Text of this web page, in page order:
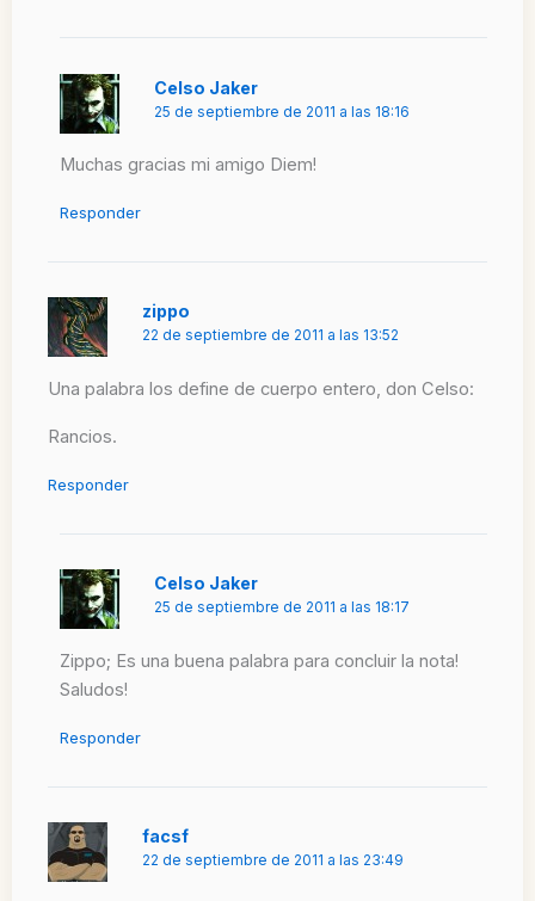
Celso Jaker
25 de septiembre de 2011 a las 18:16
Muchas gracias mi amigo Diem!
Responder
zippo
22 de septiembre de 2011 a las 13:52
Una palabra los define de cuerpo entero, don Celso:
Rancios.
Responder
Celso Jaker
25 de septiembre de 2011 a las 18:17
Zippo; Es una buena palabra para concluir la nota!
Saludos!
Responder
facsf
22 de septiembre de 2011 a las 23:49